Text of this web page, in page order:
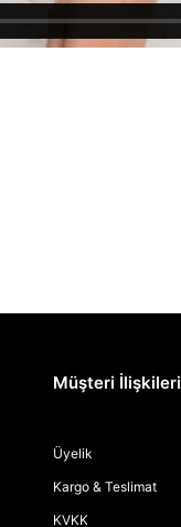
Müşteri İlişkileri
Üyelik
Kargo & Teslimat
KVKK